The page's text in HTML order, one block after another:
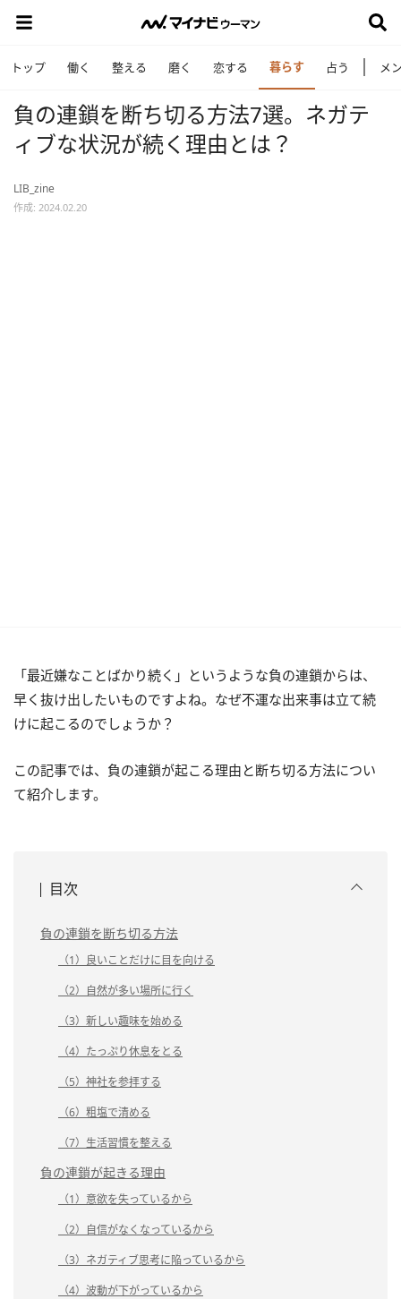
トップ 働く 整える 磨く 恋する 暮らす 占う メ
負の連鎖を断ち切る方法7選。ネガテ
ィブな状況が続く理由とは？
LIB_zine
作成: 2024.02.20
「最近嫌なことばかり続く」というような負の連鎖からは、
早く抜け出したいものですよね。なぜ不運な出来事は立て続
けに起こるのでしょうか？
この記事では、負の連鎖が起こる理由と断ち切る方法につい
て紹介します。
目次
負の連鎖を断ち切る方法
（1）良いことだけに目を向ける
（2）自然が多い場所に行く
（3）新しい趣味を始める
（4）たっぷり休息をとる
（5）神社を参拝する
（6）粗塩で清める
（7）生活習慣を整える
負の連鎖が起きる理由
（1）意欲を失っているから
（2）自信がなくなっているから
（3）ネガティブ思考に陥っているから
（4）波動が下がっているから